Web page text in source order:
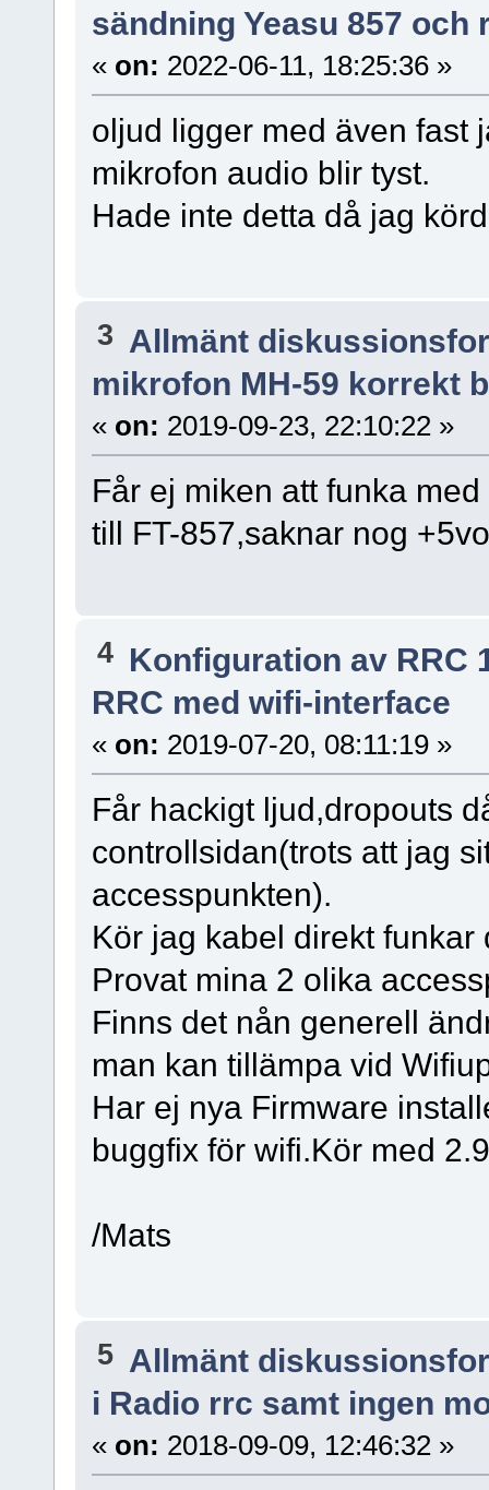
sändning Yeasu 857 och
« on: 2022-06-11, 18:25:36 »
oljud ligger med även fast
mikrofon audio blir tyst.
Hade inte detta då jag
3 Allmänt
mikrofon MH-59 korrekt
« on: 2019-09-23, 22:10:22 »
Får ej miken att funka
till FT-857,saknar nog
4 Konfiguration av RRC
RRC med wifi-interface
« on: 2019-07-20, 08:11:19 »
Får hackigt ljud,dropouts
controllsidan(trots att jag
accesspunkten).
Kör jag kabel direkt funkar
Provat mina 2 olika
Finns det nån generell
man kan tillämpa vid
Har ej nya Firmware
buggfix för wifi.Kör med
/Mats
5 Allmänt
i Radio rrc samt ingen
« on: 2018-09-09, 12:46:32 »